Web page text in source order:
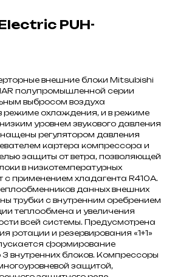
PUH-
внешние блоки Mitsubishi
полупромышленной серии
выбросом воздуха
режиме охлаждения, и в режиме
уровнем звукового давления
регулятором давления
картера компрессора и
защиты от ветра, позволяющей
в низкотемпературных
с применением хладагента R410A.
данных внешних
трубки с внутренним оребрением
теплообмена и увеличения
всей системы. Предусмотрена
ротации и резервирования «1+1»
формирование
внутренних блоков. Компрессоры
защитой,